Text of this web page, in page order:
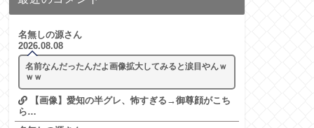
名無しの源さん
2026.08.08
名前なんだったんだよ画像拡大してみると涙目やんｗ
ｗｗ
【画像】愛知の半グレ、怖すぎる→御尊顔がこち
ら…